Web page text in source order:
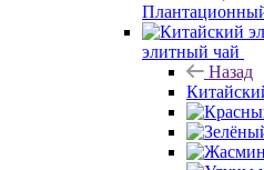
элитный чай
Назад